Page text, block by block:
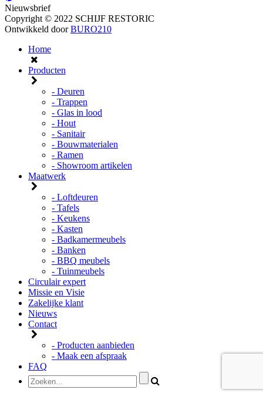
Nieuwsbrief
Copyright © 2022 SCHIJF RESTORIC
Ontwikkeld doorBURO210
Home
Producten
- Deuren
- Trappen
- Glas in lood
- Hout
- Sanitair
- Bouwmaterialen
- Ramen
- Showroom artikelen
Maatwerk
- Loftdeuren
- Tafels
- Keukens
- Kasten
- Badkamermeubels
- Banken
- BBQ meubels
- Tuinmeubels
Circulair expert
Missie en Visie
Zakelijke klant
Nieuws
Contact
- Producten aanbieden
- Maak een afspraak
FAQ